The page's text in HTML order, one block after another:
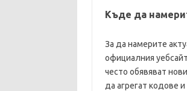
Къде да
За да намерите
официалния
често обявяват
да агрегат кодове